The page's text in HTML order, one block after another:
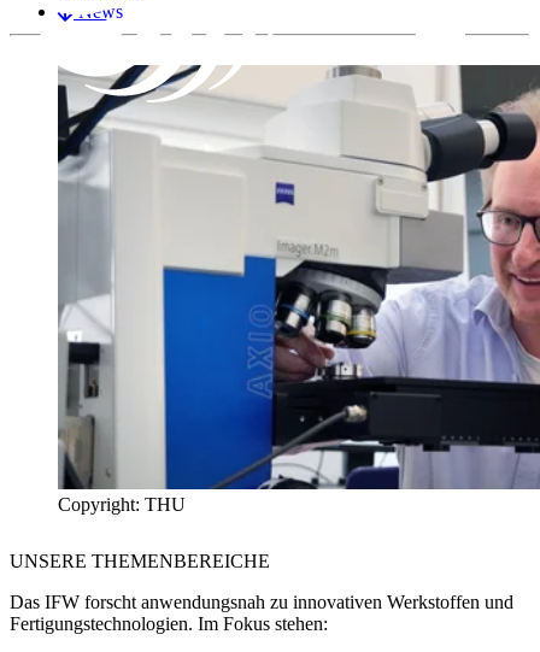
News
Copyright: THU
UNSERE THEMENBEREICHE
Das IFW forscht anwendungsnah zu innovativen Werkstoffen und
Fertigungstechnologien. Im Fokus stehen: